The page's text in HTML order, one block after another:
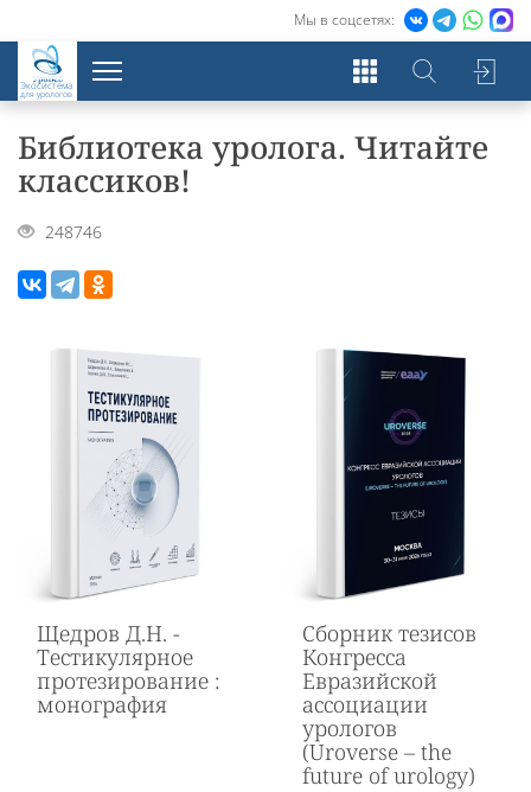
Мы в соцсетях:
Экосистема
для урологов
Библиотека уролога. Читайте
классиков!
248746
Щедров Д.Н. -
Тестикулярное
протезирование :
монография
Cборник тезисов
Конгресса
Евразийской
ассоциации
урологов
(Uroverse – the
future of urology)